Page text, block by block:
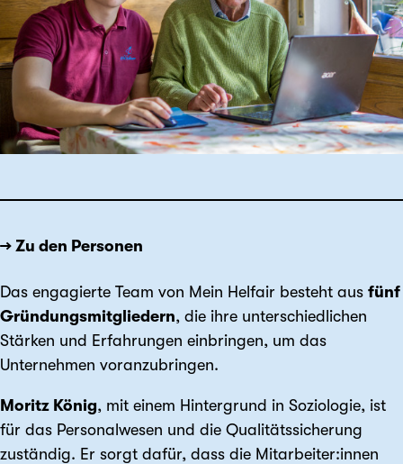
→ Zu den Personen
Das engagierte Team von Mein Helfair besteht aus fünf
Gründungsmitgliedern, die ihre unterschiedlichen
Stärken und Erfahrungen einbringen, um das
Unternehmen voranzubringen.
Moritz König, mit einem Hintergrund in Soziologie, ist
für das Personalwesen und die Qualitätssicherung
zuständig. Er sorgt dafür, dass die Mitarbeiter:innen